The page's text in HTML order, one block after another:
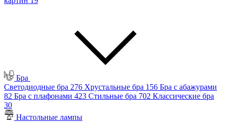
Бра
Светодиодные бра 276 Хрустальные бра 156 Бра с абажурами
82 Бра с плафонами 423 Стильные бра 702 Классические бра
30
Настольные лампы